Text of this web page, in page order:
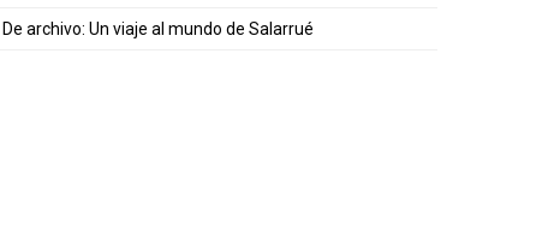
De archivo: Un viaje al mundo de Salarrué